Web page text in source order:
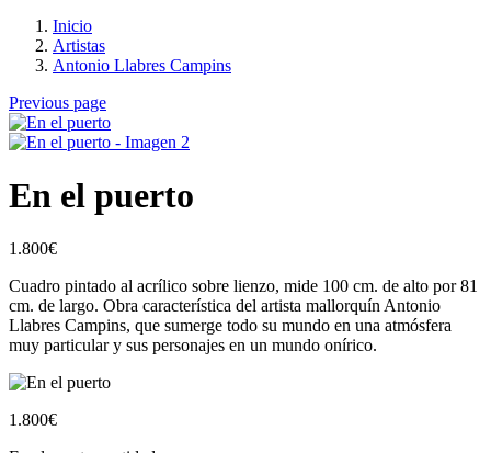
Inicio
Artistas
Antonio Llabres Campins
Previous page
En el puerto
1.800€
Cuadro pintado al acrílico sobre lienzo, mide 100 cm. de alto por 81
cm. de largo. Obra característica del artista mallorquín Antonio
Llabres Campins, que sumerge todo su mundo en una atmósfera
muy particular y sus personajes en un mundo onírico.
1.800€